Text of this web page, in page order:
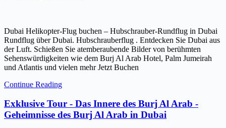
Dubai Helikopter-Flug buchen – Hubschrauber-Rundflug in Dubai
Rundflug über Dubai. Hubschrauberflug . Entdecken Sie Dubai aus
der Luft. Schießen Sie atemberaubende Bilder von berühmten
Sehenswürdigkeiten wie dem Burj Al Arab Hotel, Palm Jumeirah
und Atlantis und vielen mehr Jetzt Buchen
Continue Reading
Exklusive Tour - Das Innere des Burj Al Arab -
Geheimnisse des Burj Al Arab in Dubai